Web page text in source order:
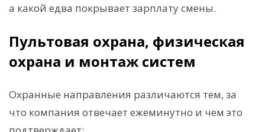
а какой едва покрывает зарплату смены.
Пультовая охрана, физическая
охрана и монтаж систем
Охранные направления различаются тем, за
что компания отвечает ежеминутно и чем это